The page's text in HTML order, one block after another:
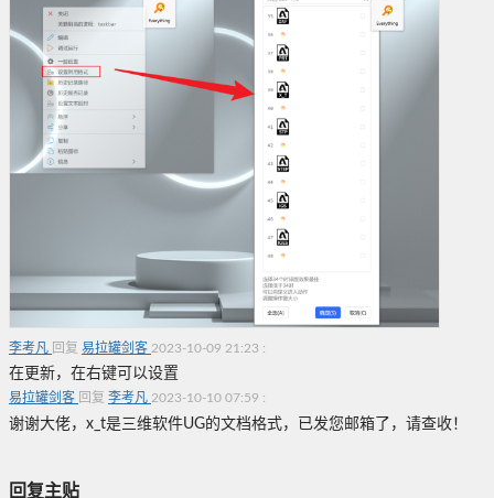
李考凡 回复 易拉罐剑客 2023-10-09 21:23 :
在更新，在右键可以设置
易拉罐剑客 回复 李考凡 2023-10-10 07:59 :
谢谢大佬，x_t是三维软件UG的文档格式，已发您邮箱了，请查收！
回复主贴